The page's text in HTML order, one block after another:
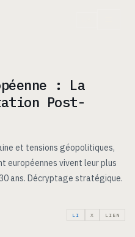
: La
Post-
et tensions géopolitiques,
européennes vivent leur plus
ans. Décryptage stratégique.
LI X LIEN